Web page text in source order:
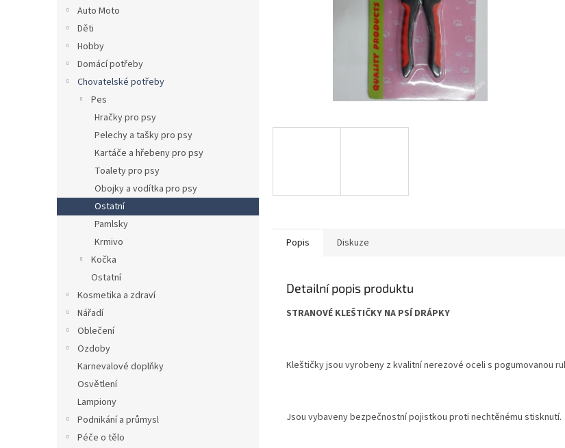
Auto Moto
Děti
Hobby
Domácí potřeby
Chovatelské potřeby
Pes
Hračky pro psy
Pelechy a tašky pro psy
Kartáče a hřebeny pro psy
Toalety pro psy
Obojky a vodítka pro psy
Ostatní
Pamlsky
Krmivo
Kočka
Ostatní
Kosmetika a zdraví
Nářadí
Oblečení
Ozdoby
Karnevalové doplňky
Osvětlení
Lampiony
Podnikání a průmysl
Péče o tělo
Popis Diskuze
Detailní popis produktu
STRANOVÉ KLEŠTIČKY NA PSÍ DRÁPKY
Kleštičky jsou vyrobeny z kvalitní nerezové oceli s pogumovanou
Jsou vybaveny bezpečnostní pojistkou proti nechtěnému stisknutí.